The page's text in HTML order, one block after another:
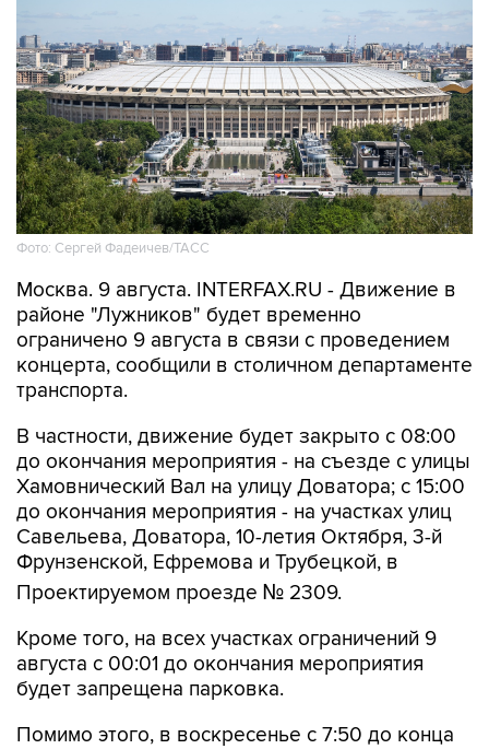
Фото: Сергей Фадеичев/ТАСС
Москва. 9 августа. INTERFAX.RU - Движение в
районе "Лужников" будет временно
ограничено 9 августа в связи с проведением
концерта, сообщили в столичном департаменте
транспорта.
В частности, движение будет закрыто с 08:00
до окончания мероприятия - на съезде с улицы
Хамовнический Вал на улицу Доватора; с 15:00
до окончания мероприятия - на участках улиц
Савельева, Доватора, 10-летия Октября, 3-й
Фрунзенской, Ефремова и Трубецкой, в
Проектируемом проезде № 2309.
Кроме того, на всех участках ограничений 9
августа с 00:01 до окончания мероприятия
будет запрещена парковка.
Помимо этого, в воскресенье с 7:50 до конца